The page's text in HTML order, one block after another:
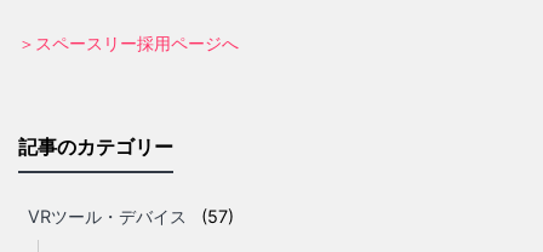
＞スペースリー採用ページへ
記事のカテゴリー
VRツール・デバイス (57)